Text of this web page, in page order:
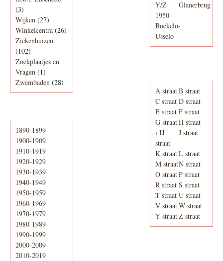
(3)
Wijken (27)
Winkelcentra (26)
Ziekenhuizen
(102)
Zoekplaatjes en
Vragen (1)
Zwembaden (28)
1890-1899
1900-1909
1910-1919
1920-1929
1930-1939
1940-1949
1950-1959
1960-1969
1970-1979
1980-1989
1990-1999
2000-2009
2010-2019
Y/Z
Glanerbrug
1950
Boekelo-
Usselo
A straatB straat
C straat D straat
E straat F straat
G straatH straat
i IJ
straat
J straat
K straatL straat
M straatN straat
O straatP straat
R straat S straat
T straat U straat
V straatW straat
Y straatZ straat